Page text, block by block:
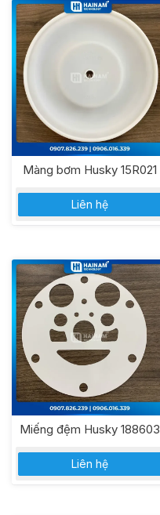
Màng bơm Husky 15R021
Liên hệ
Miếng đệm Husky 188603
Liên hệ